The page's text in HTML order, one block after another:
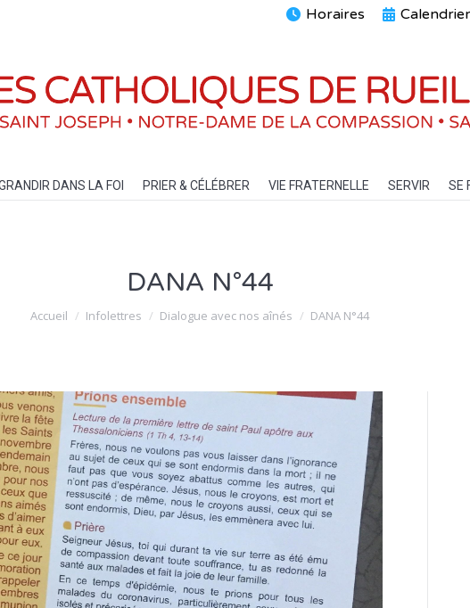
Horaires Calendrier
DANS LA FOI PRIER & CÉLÉBRER VIE FRATERNELLE SERVIR SE
DANA N°44
Vous êtes ici :
Accueil Infolettres Dialogue avec nos aînés DANA N°44
PRIER & CÉLÉBRER VIE FRATERNELLE